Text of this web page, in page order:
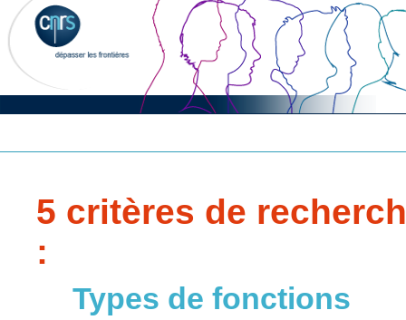
5 critères de
:
Types de fonctions